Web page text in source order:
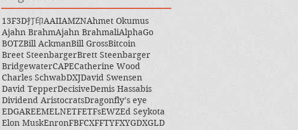
13F3D打印AAIIAMZNAhmet Okumus
Ajahn BrahmAjahn BrahmaliAlphaGo
BOTZBill AckmanBill GrossBitcoin
Breet SteenbargerBrett Steenbarger
BridgewaterCAPECatherine Wood
Charles SchwabDXJDavid Swensen
David TepperDecisiveDemis Hassabis
Dividend AristocratsDragonfly’s eye
EDGAREEMELNETFETFsEWZEd Seykota
Elon MuskEnronFBFCXFFTYFXYGDXGLD